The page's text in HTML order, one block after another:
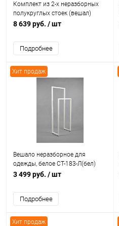
Комплект из 2-х неразборных
полукруглых стоек (вешал)
СТ-408-Л(черн)
8 639 руб. / шт
Подробнее
Хит продаж
Вешало неразборное для
одежды, белое СТ-183-Л(бел)
3 499 руб. / шт
Подробнее
Хит продаж